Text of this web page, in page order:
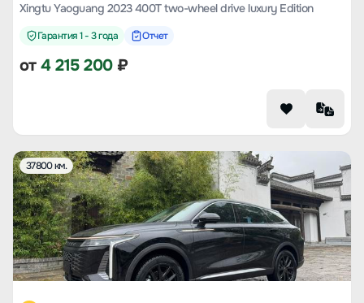
Xingtu Yaoguang 2023 400T two-wheel drive luxury Edition
Гарантия 1 - 3 года Отчет
от4 215 200₽
37800 км.